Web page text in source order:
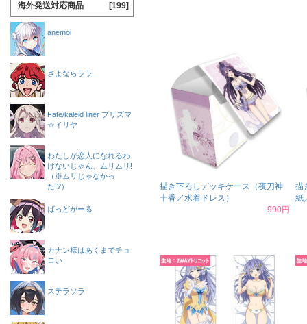
描き下ろしデッキケース（夜刀神
十香／水着ドレス）
990円
描
紙
海外発送対応商品 [199]
anemoi
さよならララ
Fate/kaleid liner プリズマ
☆イリヤ
わたしが恋人になれるわ
けないじゃん、ムリムリ!
（※ムリじゃなかっ
た!?）
ばっどがーる
カナン様はあくまでチョ
ロい
ステラソラ